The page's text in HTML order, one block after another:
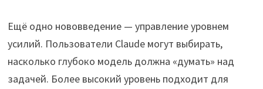
Ещё одно нововведение — управление уровнем
усилий. Пользователи Claude могут выбирать,
насколько глубоко модель должна «думать» над
задачей. Более высокий уровень подходит для